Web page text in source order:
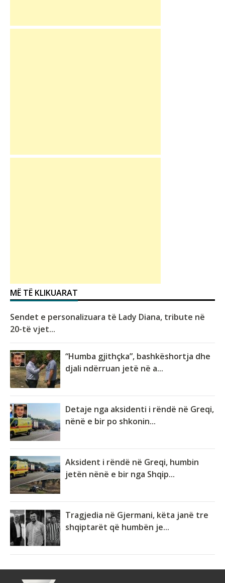
MË TË KLIKUARAT
Sendet e personalizuara të Lady Diana, tribute në
20-të vjet...
“Humba gjithçka”, bashkëshortja dhe
djali ndërruan jetë në a...
Detaje nga aksidenti i rëndë në Greqi,
nënë e bir po shkonin...
Aksident i rëndë në Greqi, humbin
jetën nënë e bir nga Shqip...
Tragjedia në Gjermani, këta janë tre
shqiptarët që humbën je...